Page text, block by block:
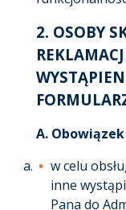
2. OSOBY
A.
w celu
inne
Pana do